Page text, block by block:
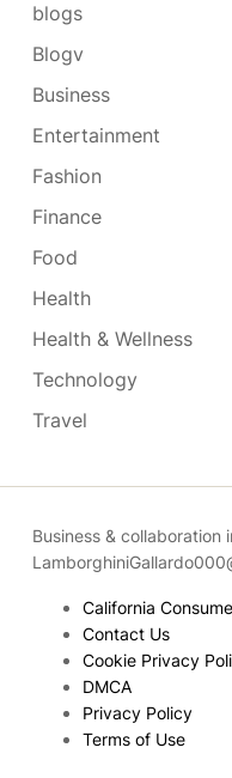
blogs
Blogv
Business
Entertainment
Fashion
Finance
Food
Health
Health & Wellness
Technology
Travel
Business & collaboration
California
Contact Us
Cookie Privacy
DMCA
Privacy Policy
Terms of Use